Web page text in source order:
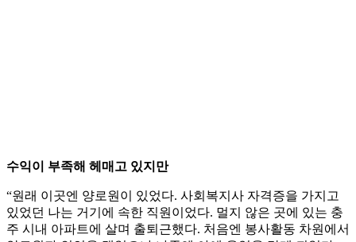
수익이 부족해 헤매고 있지만
“원래 이곳엔 양로원이 있었다. 사회복지사 자격증을 가지고
있었던 나는 거기에 속한 직원이었다. 멀지 않은 곳에 있는 충
주 시내 아파트에 살며 출퇴근했다. 처음엔 봉사활동 차원에서